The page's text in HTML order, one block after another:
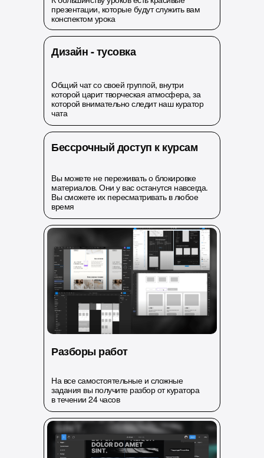
презентации, которые будут служить вам
конспектом урока
Дизайн - тусовка
Общий чат со своей группой, внутри
которой царит творческая атмосфера, за
которой внимательно следит наш куратор
чата
Бессрочный доступ к курсам
Вы можете не переживать о блокировке
материалов. Они у вас останутся навсегда.
Вы сможете их пересматривать в любое
время
Разборы работ
На все самостоятельные и сложные
задания вы получите разбор от куратора
в течении 24 часов